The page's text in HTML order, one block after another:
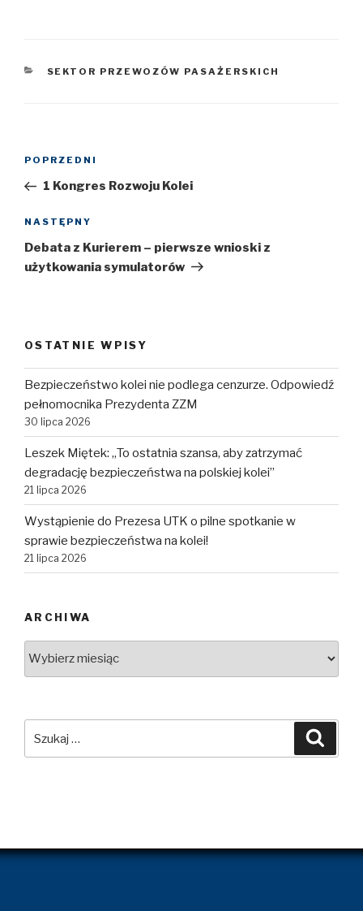
KATEGORIE
SEKTOR PRZEWOZÓW PASAŻERSKICH
Nawigacja
Poprzedni
wpis
POPRZEDNI
1 Kongres Rozwoju Kolei
Następny
wpis
NASTĘPNY
Debata z Kurierem – pierwsze wnioski z
użytkowania symulatorów
OSTATNIE WPISY
Bezpieczeństwo kolei nie podlega cenzurze. Odpowiedź
pełnomocnika Prezydenta ZZM
30 lipca 2026
Leszek Miętek: „To ostatnia szansa, aby zatrzymać
degradację bezpieczeństwa na polskiej kolei”
21 lipca 2026
Wystąpienie do Prezesa UTK o pilne spotkanie w
sprawie bezpieczeństwa na kolei!
21 lipca 2026
ARCHIWA
Archiwa